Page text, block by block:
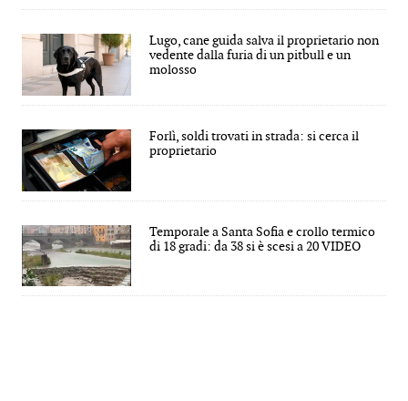
Lugo, cane guida salva il proprietario non
vedente dalla furia di un pitbull e un
molosso
Forlì, soldi trovati in strada: si cerca il
proprietario
Temporale a Santa Sofia e crollo termico
di 18 gradi: da 38 si è scesi a 20 VIDEO